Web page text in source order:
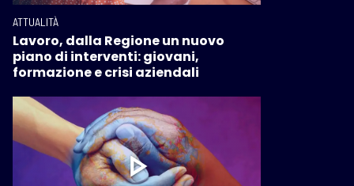
ATTUALITÀ
Lavoro, dalla Regione un nuovo
piano di interventi: giovani,
formazione e crisi aziendali